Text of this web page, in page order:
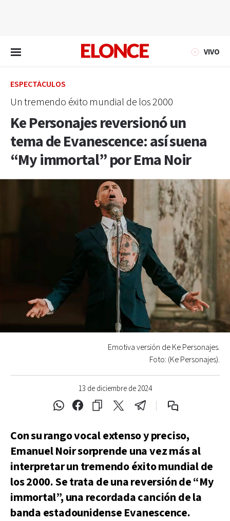
VIVO
ESPECTÁCULOS
Un tremendo éxito mundial de los 2000
Ke Personajes reversionó un
tema de Evanescence: así suena
“My immortal” por Ema Noir
13 de diciembre de 2024
Emotiva versión de Ke Personajes.
Foto: (Ke Personajes).
Con su rango vocal extenso y preciso,
Emanuel Noir sorprende una vez más al
interpretar un tremendo éxito mundial de
los 2000. Se trata de una reversión de “My
immortal”, una recordada canción de la
banda estadounidense Evanescence.